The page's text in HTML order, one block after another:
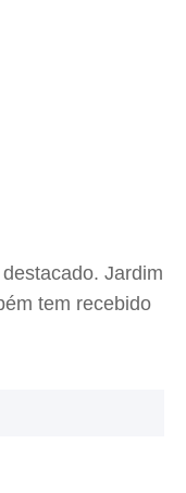
Jardim
tem recebido